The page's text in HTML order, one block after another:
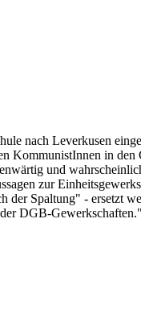
nach Leverkusen
KommunistInnen in den
und
zur
der Spaltung" - ersetzt
DGB-Gewerkschaften."